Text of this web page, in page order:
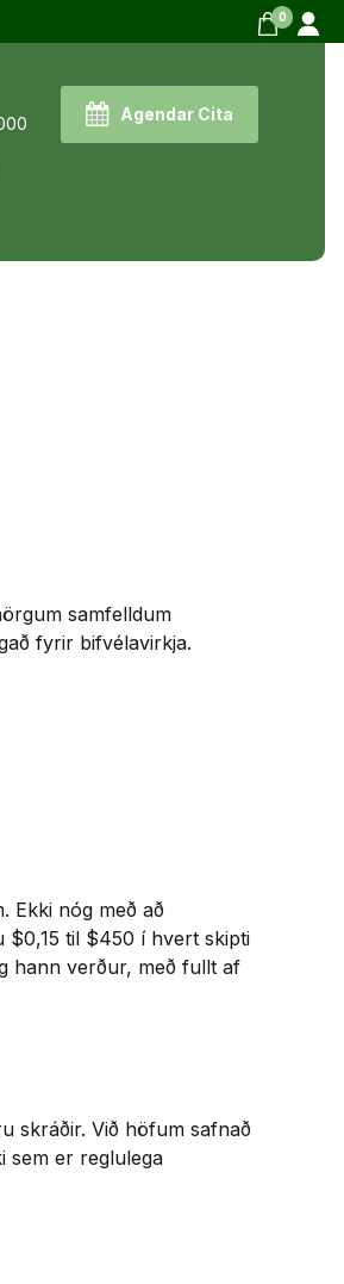
0
Agendar Cita
samfelldum
fyrir bifvélavirkja.
Ekki nóg með að
$0,15 til $450 í hvert skipti
hann verður, með fullt af
skráðir. Við höfum safnað
sem er reglulega